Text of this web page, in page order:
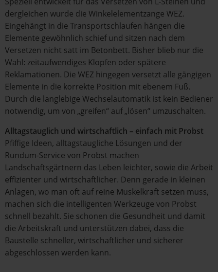
dergleichen wurde die Winkelelementzange WEZ.
Eingehängt in die Transportschlaufen hängen die
Elemente gewöhnlich schief und sitzen nach dem
Versetzen nicht satt im Betonbett. Bisher blieb nur die
Wahl: zeitaufwendiges Klopfen oder spätere
Reklamationen. Die WEZ hingegen versetzt alle gängigen
Elemente in die korrekte Position mit ebenem Fuß.
Durch die langlebige Wechselautomatik ist kein Bediener
notwendig, um von „greifen“ auf „lösen“ umzuschalten.
Alltagstauglich und wirtschaftlich – einfach mit Probst
Pfiffige Ideen, alltagstaugliche Lösungen und der
Rundum-Service von Probst machen
Landschaftsgärtnern das Leben leichter, sowie die Arbeit
effizienter und wirtschaftlicher. Denn gerade in kleinen
Anlagen, wo man oft auf reine Muskelkraft setzen muss,
machen sich die intelligenten Werkzeuge von Probst
schnell bezahlt. Sie schonen die Gesundheit und damit
die Arbeitskraft und unterstützen dabei, dass die
Baustelle schneller, wirtschaftlicher und sicherer
abgeschlossen werden kann.